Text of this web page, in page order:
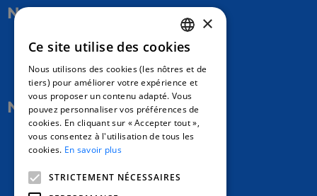
Nous contacter
17 Av. Albert II, 98000​
hello@carloapp.com
Nous suivre
Carlo App | Instagram
FRENCH
ENGLISH
SPANISH
×
Ce site utilise des cookies
Nous utilisons des cookies (les nôtres et de
tiers) pour améliorer votre expérience et
vous proposer un contenu adapté. Vous
pouvez personnaliser vos préférences de
cookies. En cliquant sur « Accepter tout »,
vous consentez à l'utilisation de tous les
cookies. En savoir plus
STRICTEMENT NÉCESSAIRES